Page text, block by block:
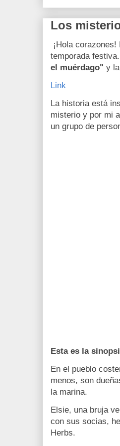
Los
¡Hola
temporada
el muérdago" y
Link
La historia está
misterio y por mi
un grupo de
Esta es la
En el pueblo
menos, son
la marina.
Elsie, una bruja
con sus socias,
Herbs.